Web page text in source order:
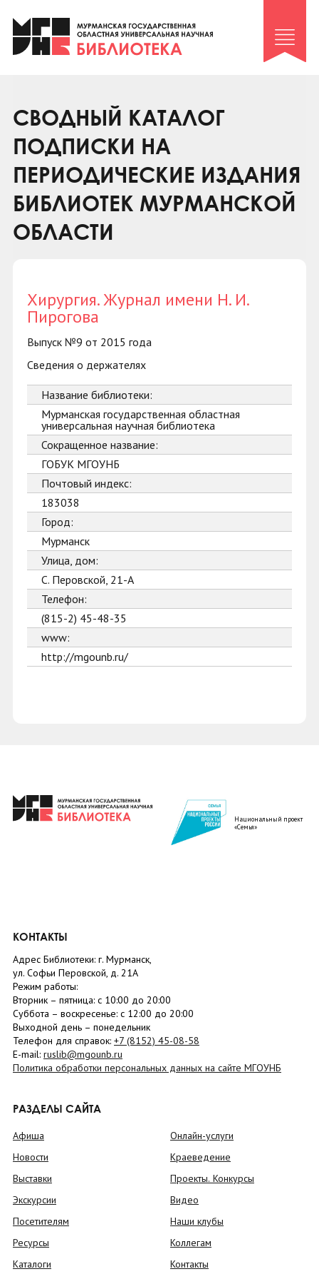
Клуб «Гиря и сельдерей»
Клуб «Семейный архив»
Коллегам
Контакты
СВОДНЫЙ КАТАЛОГ
ПОДПИСКИ НА
ПЕРИОДИЧЕСКИЕ ИЗДАНИЯ
БИБЛИОТЕК МУРМАНСКОЙ
ОБЛАСТИ
Хирургия. Журнал имени Н. И.
Пирогова
Выпуск №9 от 2015 года
Сведения о держателях
Название библиотеки:
Мурманская государственная областная
универсальная научная библиотека
Сокращенное название:
ГОБУК МГОУНБ
Почтовый индекс:
183038
Город:
Мурманск
Улица, дом:
С. Перовской, 21-А
Телефон:
(815-2) 45-48-35
www:
http://mgounb.ru/
Национальный проект
«Семья»
КОНТАКТЫ
Адрес Библиотеки: г. Мурманск,
ул. Софьи Перовской, д. 21А
Режим работы:
Вторник – пятница: с 10:00 до 20:00
Суббота – воскресенье: c 12:00 до 20:00
Выходной день – понедельник
Телефон для справок: +7 (8152) 45-08-58
E-mail: ruslib@mgounb.ru
Политика обработки персональных данных на сайте МГОУНБ
РАЗДЕЛЫ САЙТА
Афиша
Новости
Выставки
Экскурсии
Посетителям
Ресурсы
Каталоги
Онлайн-услуги
Краеведение
Проекты. Конкурсы
Видео
Наши клубы
Коллегам
Контакты